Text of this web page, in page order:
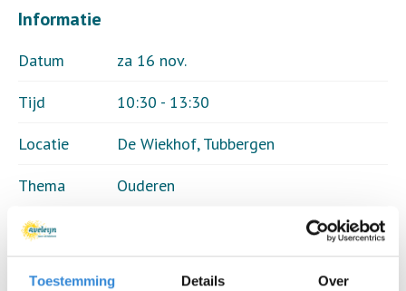
Toestemming Details Over
Informatie
Datum
za 16 nov.
Tijd
10:30 - 13:30
Locatie
De Wiekhof, Tubbergen
Thema
Ouderen
Kosten